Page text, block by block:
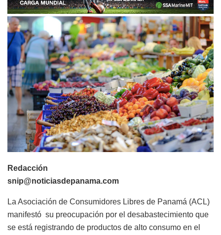
Redacción
snip@noticiasdepanama.com
La Asociación de Consumidores Libres de Panamá (ACL)
manifestó su preocupación por el desabastecimiento que
se está registrando de productos de alto consumo en el